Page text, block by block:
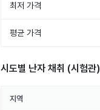
최저 가격
평균 가격
시도별 난자 채취 (시험관)
지역